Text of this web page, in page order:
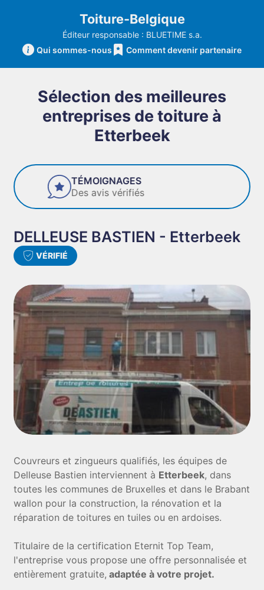
Toiture-Belgique
Éditeur responsable : BLUETIME s.a.
Qui sommes-nous
Comment devenir partenaire
Sélection des meilleures
entreprises de toiture à
Etterbeek
FIABILITÉ
Des entreprises de confiance
DELLEUSE BASTIEN - Etterbeek
VÉRIFIÉ
Couvreurs et zingueurs qualifiés, les équipes de
Delleuse Bastien interviennent à Etterbeek, dans
toutes les communes de Bruxelles et dans le Brabant
wallon pour la construction, la rénovation et la
réparation de toitures en tuiles ou en ardoises.
Titulaire de la certification Eternit Top Team,
l'entreprise vous propose une offre personnalisée et
entièrement gratuite, adaptée à votre projet.